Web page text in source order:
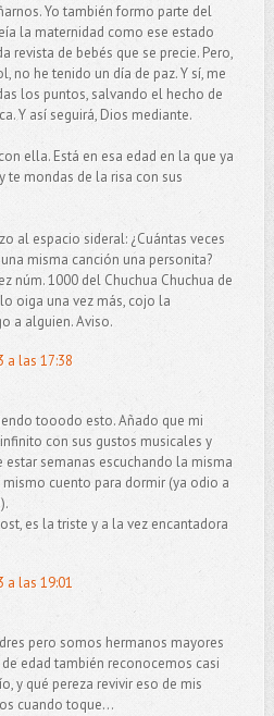
Yo también formo parte del
la maternidad como ese estado
revista de bebés que se precie. Pero,
no he tenido un día de paz. Y sí, me
los puntos, salvando el hecho de
Y así seguirá, Dios mediante.
ella. Está en esa edad en la que ya
te mondas de la risa con sus
al espacio sideral: ¿Cuántas veces
misma canción una personita?
núm. 1000 del Chuchua Chuchua de
oiga una vez más, cojo la
a alguien. Aviso.
a las 17:38
tooodo esto. Añado que mi
con sus gustos musicales y
estar semanas escuchando la misma
cuento para dormir (ya odio a
es la triste y a la vez encantadora
a las 19:01
pero somos hermanos mayores
edad también reconocemos casi
y qué pereza revivir eso de mis
cuando toque...